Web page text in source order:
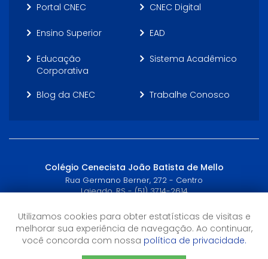
Portal CNEC CNEC Digital
Ensino Superior EAD
Educação
Corporativa
Sistema Acadêmico
Blog da CNEC Trabalhe Conosco
Colégio Cenecista João Batista de Mello
Rua Germano Berner, 272 - Centro
Lajeado, RS - (51) 3714-2614
Horário de Atendimento
7h às 12h
13h às 17h
Utilizamos cookies para obter estatísticas de visitas e
melhorar sua experiência de navegação. Ao continuar,
você concorda com nossa política de privacidade.